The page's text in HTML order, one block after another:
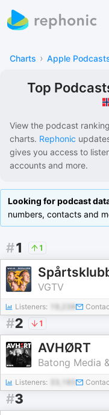
Charts › Apple
Top
View the podcast
charts. Rephonic
gives you access to
accounts and more.
Looking for podcast
numbers, contacts and
#1 1
VGTV
Listeners:
#2 1
AVHØRT
Batong Media
Listeners:
#3